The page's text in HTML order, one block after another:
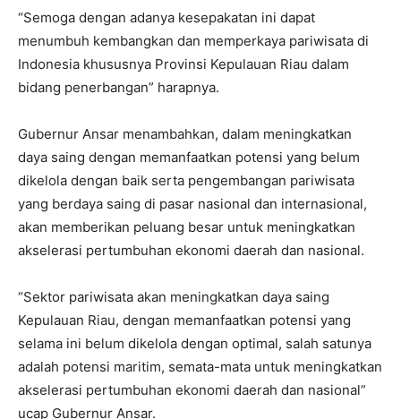
“Semoga dengan adanya kesepakatan ini dapat
menumbuh kembangkan dan memperkaya pariwisata di
Indonesia khususnya Provinsi Kepulauan Riau dalam
bidang penerbangan” harapnya.
Gubernur Ansar menambahkan, dalam meningkatkan
daya saing dengan memanfaatkan potensi yang belum
dikelola dengan baik serta pengembangan pariwisata
yang berdaya saing di pasar nasional dan internasional,
akan memberikan peluang besar untuk meningkatkan
akselerasi pertumbuhan ekonomi daerah dan nasional.
“Sektor pariwisata akan meningkatkan daya saing
Kepulauan Riau, dengan memanfaatkan potensi yang
selama ini belum dikelola dengan optimal, salah satunya
adalah potensi maritim, semata-mata untuk meningkatkan
akselerasi pertumbuhan ekonomi daerah dan nasional”
ucap Gubernur Ansar.